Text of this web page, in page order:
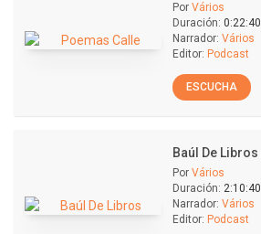
Por Vários
Duración: 0:22:40
Narrador: Vários
Editor: Podcast
ESCUCHA
Baúl De Libros
Por Vários
Duración: 2:10:40
Narrador: Vários
Editor: Podcast